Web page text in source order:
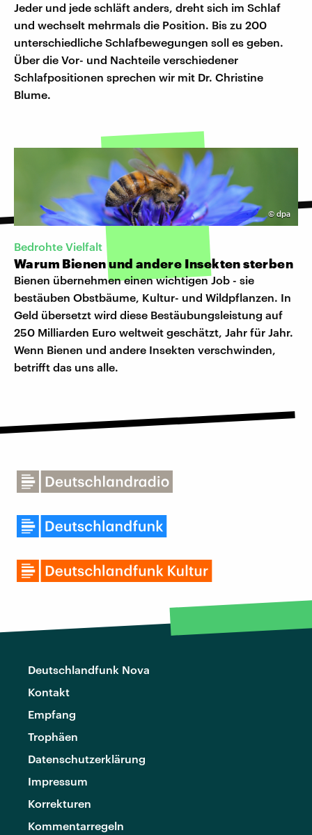
Jeder und jede schläft anders, dreht sich im Schlaf
und wechselt mehrmals die Position. Bis zu 200
unterschiedliche Schlafbewegungen soll es geben.
Über die Vor- und Nachteile verschiedener
Schlafpositionen sprechen wir mit Dr. Christine
Blume.
© dpa
Bedrohte Vielfalt
Warum Bienen und andere Insekten sterben
Bienen übernehmen einen wichtigen Job - sie
bestäuben Obstbäume, Kultur- und Wildpflanzen. In
Geld übersetzt wird diese Bestäubungsleistung auf
250 Milliarden Euro weltweit geschätzt, Jahr für Jahr.
Wenn Bienen und andere Insekten verschwinden,
betrifft das uns alle.
Deutschlandfunk Nova
Kontakt
Empfang
Trophäen
Datenschutzerklärung
Impressum
Korrekturen
Kommentarregeln